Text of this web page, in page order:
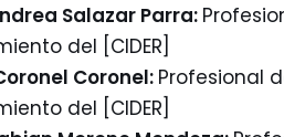
Salazar Parra:
del [CIDER]
Coronel: Profesional
del [CIDER]